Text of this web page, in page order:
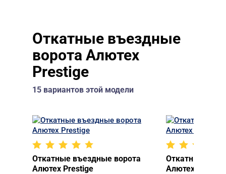
Откатные въездные
ворота Алютех
Prestige
15 вариантов этой модели
Откатные въездные ворота
Алютех Prestige
Откатные
Алютех